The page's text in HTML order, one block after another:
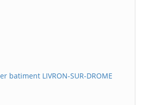
batiment LIVRON-SUR-DROME